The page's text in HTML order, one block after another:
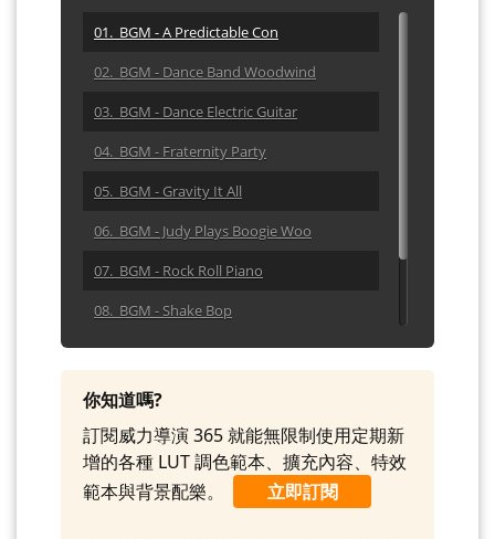
01. BGM - A Predictable Con
02. BGM - Dance Band Woodwind
03. BGM - Dance Electric Guitar
04. BGM - Fraternity Party
05. BGM - Gravity It All
06. BGM - Judy Plays Boogie Woo
07. BGM - Rock Roll Piano
08. BGM - Shake Bop
09. BGM - Tilden
10. BGM - Tribute To Tito
你知道嗎?
訂閱威力導演 365 就能無限制使用定期新
增的各種 LUT 調色範本、擴充內容、特效
範本與背景配樂。
立即訂閱